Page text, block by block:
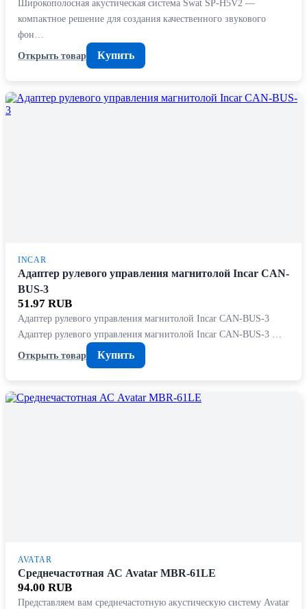
Широкополосная акустическая система Swat SP-H5V2 —
компактное решение для создания качественного звукового
фон…
Открыть товар
Купить
INCAR
Адаптер рулевого управления магнитолой Incar CAN-
BUS-3
51.97 RUB
Адаптер рулевого управления магнитолой Incar CAN-BUS-3
Адаптер рулевого управления магнитолой Incar CAN-BUS-3 …
Открыть товар
Купить
AVATAR
Среднечастотная АС Avatar MBR-61LE
94.00 RUB
Представляем вам среднечастотную акустическую систему Avatar